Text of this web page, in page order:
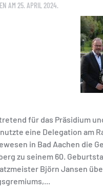
AM 25. APRIL 2024.
für das Präsidium
eine Delegation am
in Bad Aachen die
zu seinem 60.
Björn Jansen